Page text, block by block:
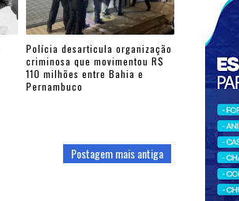
Polícia desarticula organização
criminosa que movimentou R$
110 milhões entre Bahia e
Pernambuco
Postagem mais antiga